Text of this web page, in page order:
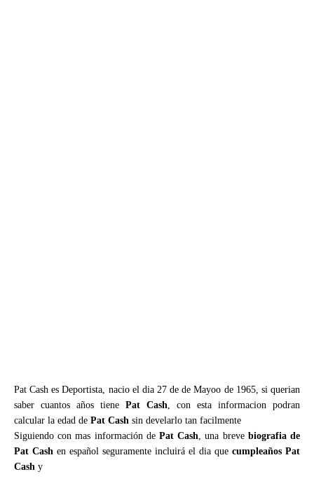
Pat Cash es Deportista, nacio el dia 27 de de Mayoo de 1965, si querian
saber cuantos años tiene Pat Cash, con esta informacion podran
calcular la edad de Pat Cash sin develarlo tan facilmente
Siguiendo con mas información de Pat Cash, una breve biografia de
Pat Cash en español seguramente incluirá el dia que cumpleaños Pat
Cash y